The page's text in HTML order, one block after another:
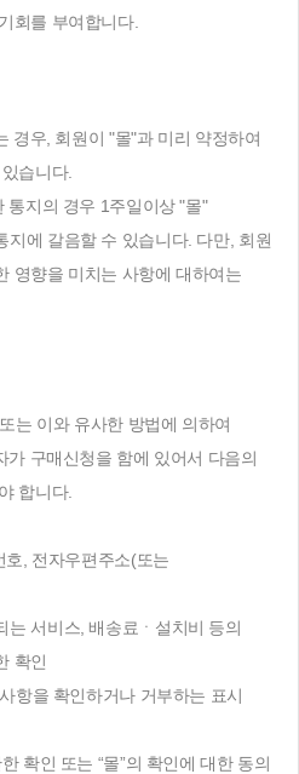
회를 부여합니다.
경우, 회원이 "몰"과 미리 약정하여
습니다.
통지의 경우 1주일이상 "몰"
지에 갈음할 수 있습니다. 다만, 회원
영향을 미치는 사항에 대하여는
는 이와 유사한 방법에 의하여
가 구매신청을 함에 있어서 다음의
합니다.
, 전자우편주소(또는
는 서비스, 배송료ㆍ설치비 등의
확인
항을 확인하거나 거부하는 표시
확인 또는 “몰”의 확인에 대한 동의